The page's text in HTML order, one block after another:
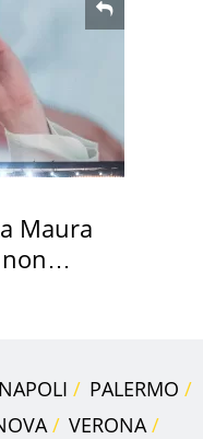
Maura
NAPOLI
PALERMO
VERONA